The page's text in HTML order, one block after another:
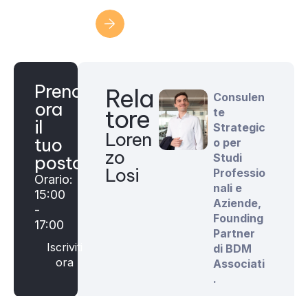
Prenota
ora
il
tuo
posto
Orario:
15:00
-
17:00
Iscriviti
ora
Rela
tore
Loren
zo
Losi
Consulen
te
Strategic
o per
Studi
Professio
nali e
Aziende,
Founding
Partner
di BDM
Associati
.